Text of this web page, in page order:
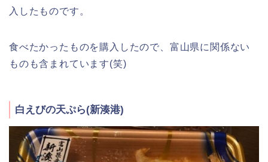
入したものです。
食べたかったものを購入したので、富山県に関係ない
ものも含まれています(笑)
白えびの天ぷら(新湊港)